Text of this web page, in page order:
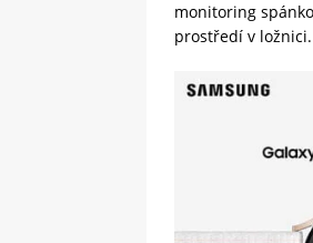
monitoring
prostředí v ložnici.